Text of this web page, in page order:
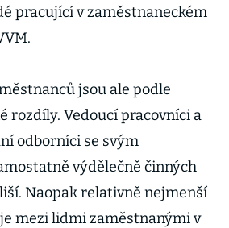
pracující v zaměstnaneckém
jsou ale podle
rozdíly. Vedoucí pracovníci a
odborníci se svým
výdělečně činných
Naopak relativně nejmenší
mezi lidmi zaměstnanými v